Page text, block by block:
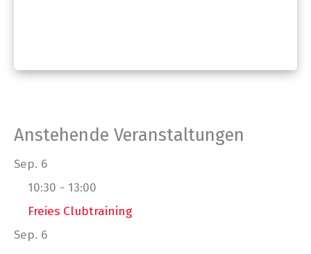
Anstehende Veranstaltungen
Sep. 6
10:30 - 13:00
Freies Clubtraining
Sep. 6